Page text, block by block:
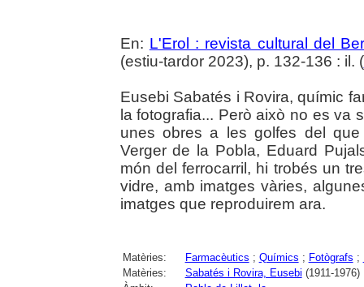
En: L'Erol : revista cultural del
(estiu-tardor 2023), p. 132-136 : il. (
Eusebi Sabatés i Rovira, químic
la fotografia... Però això no es va
unes obres a les golfes del
Verger de la Pobla, Eduard
món del ferrocarril, hi trobés un
vidre, amb imatges vàries,
imatges que reproduirem ara.
Matèries: Farmacèutics ; Químics ; Fotògrafs ;
Matèries:
Sabatés i Rovira, Eusebi (1911-1976)